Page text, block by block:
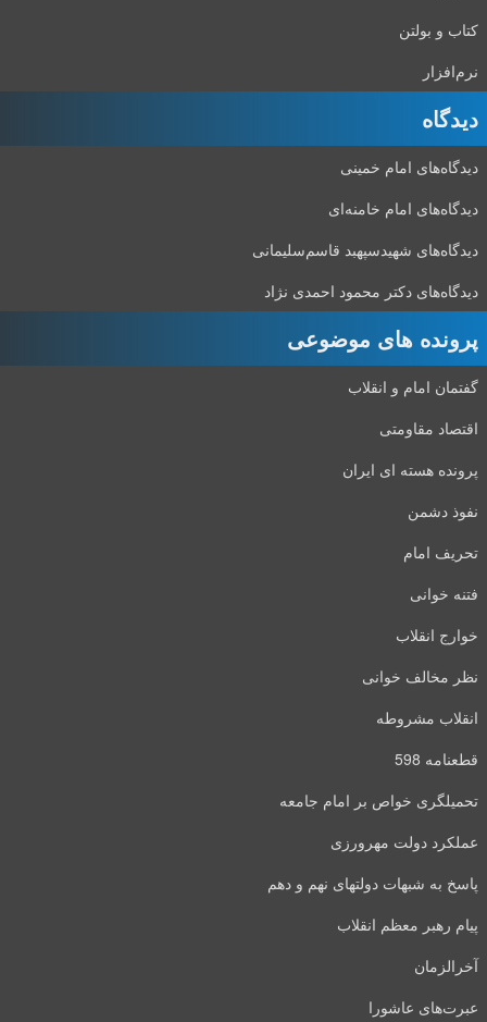
کتاب و بولتن
نرم‌افزار
دیدگاه‌
دیدگاه‌های امام خمینی
دیدگاه‌های امام خامنه‌ای
دیدگاه‌های شهید‌سپهبد قاسم‌سلیمانی
دیدگاه‌های دکتر محمود احمدی نژاد
پرونده های موضوعی
گفتمان امام و انقلاب
اقتصاد مقاومتی
پرونده هسته ای ایران
نفوذ دشمن
تحریف امام
فتنه خوانی
خوارج انقلاب
نظر مخالف خوانی
انقلاب مشروطه
قطعنامه 598
تحمیلگری خواص بر امام جامعه
عملکرد دولت مهرورزی
پاسخ به شبهات دولتهای نهم و دهم
پیام رهبر معظم انقلاب
آخرالزمان
عبرت‌های عاشورا